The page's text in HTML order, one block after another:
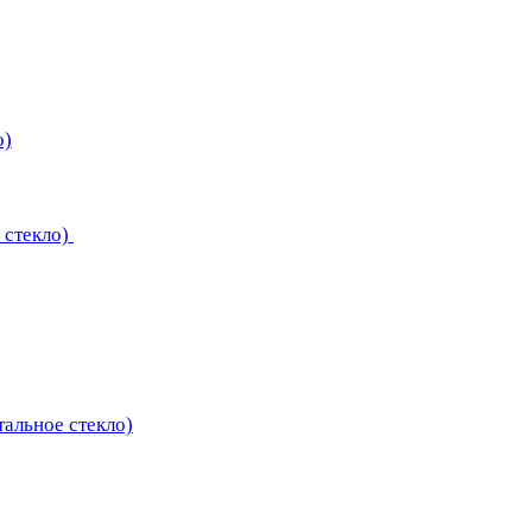
стекло)